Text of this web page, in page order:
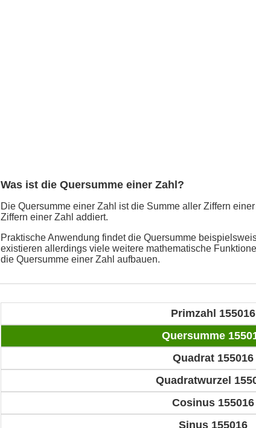
Was ist die Quersumme einer Zahl?
Die Quersumme einer Zahl ist die Summe aller Ziffern
Ziffern einer Zahl addiert.
Praktische Anwendung findet die Quersumme
existieren allerdings viele weitere mathematische
die Quersumme einer Zahl aufbauen.
Primzahl 155016
Quersumme
Quadrat 155016
Quadratwurzel
Cosinus 155016
Sinus 155016